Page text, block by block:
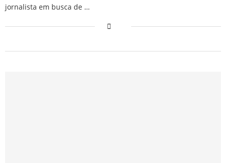
jornalista em busca de …